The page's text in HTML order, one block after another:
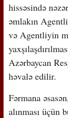
hissəsində
əmlakın
və Agentliyin
Azərbaycan
həvalə edilir.
Fərmana
alınması üçün